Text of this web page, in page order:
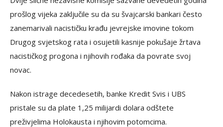
prošlog vijeka zaključile su da su švajcarski bankari često
zanemarivali nacističku krađu jevrejske imovine tokom
Drugog svjetskog rata i osujetili kasnije pokušaje žrtava
nacističkog progona i njihovih rođaka da povrate svoj
novac.
Nakon istrage decedesetih, banke Kredit Svis i UBS
pristale su da plate 1,25 milijardi dolara odštete
preživjelima Holokausta i njihovim potomcima.